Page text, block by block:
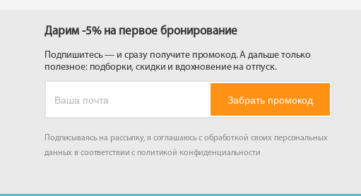
Дарим -5% на первое бронирование
Подпишитесь — и сразу получите промокод. А дальше только
полезное: подборки, скидки и вдохновение на отпуск.
Забрать промокод
Подписываясь на рассылку, я соглашаюсь с обработкой своих персональных
данных в соответствии с политикой конфиденциальности